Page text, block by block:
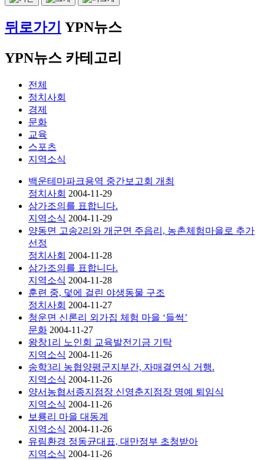
뒤로가기
YPN뉴스
YPN뉴스 카테고리
전체
정치사회
경제
문화
교육
스포츠
지역소식
백운테마파크용역 중간보고회 개최
정치사회 2004-11-29
삼가조의를 표합니다.
지역소식 2004-11-29
양동면 고송2리와 개군면 주읍리, 농촌체험마을로 추가
선정
정치사회 2004-11-28
삼가조의를 표합니다.
지역소식 2004-11-28
훈련 중, 덫에 걸린 야생동물 구조
정치사회 2004-11-27
청운면 신론리 외가집 체험 마을 ‘들썩’
문화 2004-11-27
왕창1리 노인회 교육발전기금 기탁
지역소식 2004-11-26
송학3리 농협양평군지부간, 자매결연식 거행.
지역소식 2004-11-26
양서농협서종지점장 신영춘지점장 명예 퇴임식
지역소식 2004-11-26
보룡리 마을 대동계
지역소식 2004-11-26
유림환경 정동균대표, 대만정부 초청받아
지역소식 2004-11-26